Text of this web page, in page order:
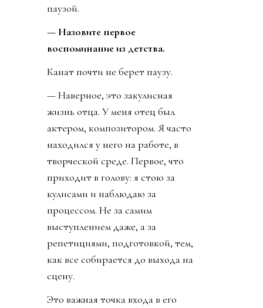
паузой.
— Назовите первое
воспоминание из детства.
Канат почти не берет паузу.
— Наверное, это закулисная
жизнь отца. У меня отец был
актером, композитором. Я часто
находился у него на работе, в
творческой среде. Первое, что
приходит в голову: я стою за
кулисами и наблюдаю за
процессом. Не за самим
выступлением даже, а за
репетициями, подготовкой, тем,
как все собирается до выхода на
сцену.
Это важная точка входа в его